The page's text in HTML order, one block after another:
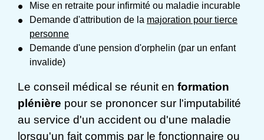
Mise en retraite pour infirmité ou maladie incurable
Demande d'attribution de la majoration pour tierce
personne
Demande d'une pension d'orphelin (par un enfant
invalide)
Le conseil médical se réunit en formation
plénière pour se prononcer sur l'imputabilité
au service d'un accident ou d'une maladie
lorsqu'un fait commis par le fonctionnaire ou